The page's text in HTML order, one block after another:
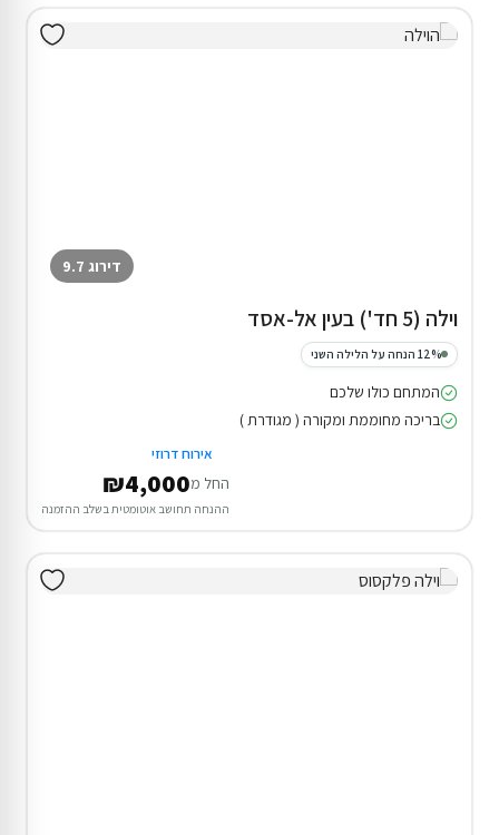
דירוג 9.7
וילה (5 חד') בעין אל-אסד
12% הנחה על הלילה השני
המתחם כולו שלכם
בריכה מחוממת ומקורה ( מגודרת )
אירוח דרוזי
החל מ₪4,000
ההנחה תחושב אוטומטית בשלב ההזמנה